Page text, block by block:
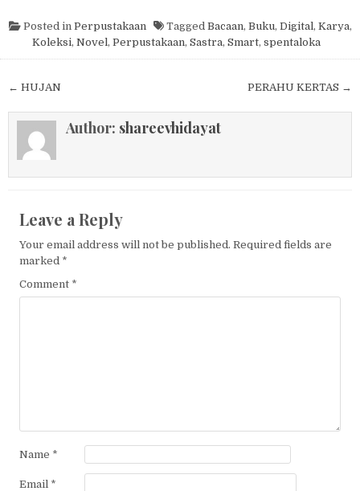
Posted in Perpustakaan Tagged Bacaan, Buku, Digital , Karya,
Koleksi, Novel , Perpustakaan, Sastra, Smart, spentaloka
Post navigation PERAHU KERTAS →
← HUJAN
Author: shareevhidayat
Leave a Reply
Your email address will not be published. Required fields are
marked *
Comment *
Name *
Email *